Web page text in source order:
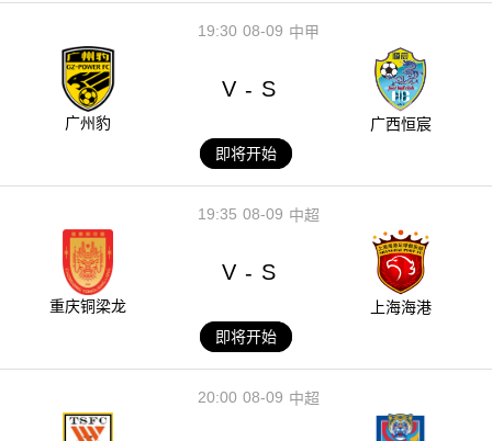
08-09
19:30 中甲
广州豹
V - S
广西恒宸
即将开始
08-09
19:35 中超
重庆铜梁龙
V - S
上海海港
即将开始
08-09
20:00 中超